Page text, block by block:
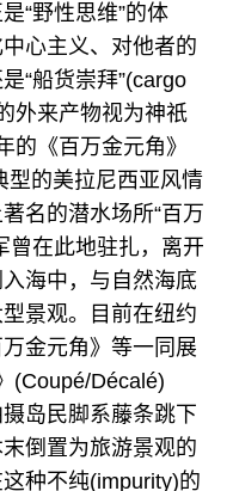
“野性思维”的体
心主义、对他者的
“船货崇拜”(cargo
外来产物视为神祇
的《百万金元角》
型的美拉尼西亚风情
名的潜水场所“百万
在此地驻扎，离开
海中，与自然海底
景观。目前在纽约
金元角》等一同展
(Coupé/Décalé)
岛民脚系藤条跳下
倒置为旅游景观的
种不纯(impurity)的